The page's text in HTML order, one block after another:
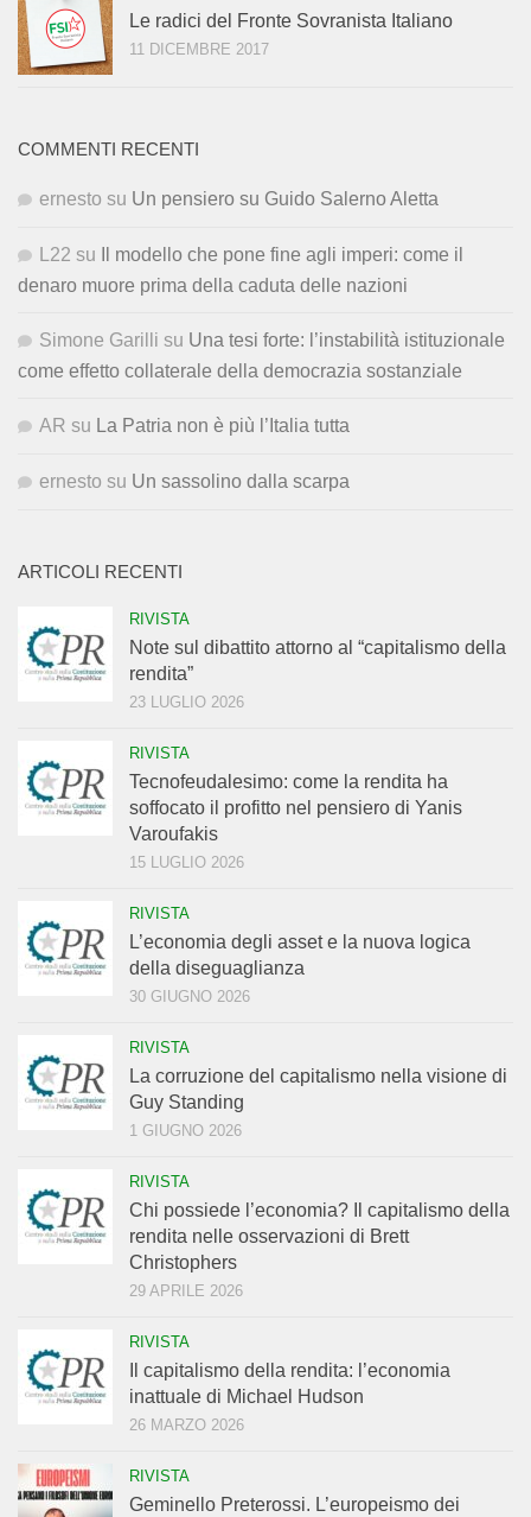
Le radici del Fronte Sovranista Italiano
11 DICEMBRE 2017
COMMENTI RECENTI
ernesto su Un pensiero su Guido Salerno Aletta
L22 su
Il modello che pone fine agli imperi: come il
denaro muore prima della caduta delle nazioni
Simone Garilli su Una tesi forte: l’instabilità istituzionale
come effetto collaterale della democrazia sostanziale
AR su La Patria non è più l’Italia tutta
ernesto su Un sassolino dalla scarpa
ARTICOLI RECENTI
RIVISTA
Note sul dibattito attorno al “capitalismo della
rendita”
23 LUGLIO 2026
RIVISTA
Tecnofeudalesimo: come la rendita ha
soffocato il profitto nel pensiero di Yanis
Varoufakis
15 LUGLIO 2026
RIVISTA
L’economia degli asset e la nuova logica
della diseguaglianza
30 GIUGNO 2026
RIVISTA
La corruzione del capitalismo nella visione di
Guy Standing
1 GIUGNO 2026
RIVISTA
Chi possiede l’economia? Il capitalismo della
rendita nelle osservazioni di Brett
Christophers
29 APRILE 2026
RIVISTA
Il capitalismo della rendita: l’economia
inattuale di Michael Hudson
26 MARZO 2026
RIVISTA
Geminello Preterossi. L’europeismo dei